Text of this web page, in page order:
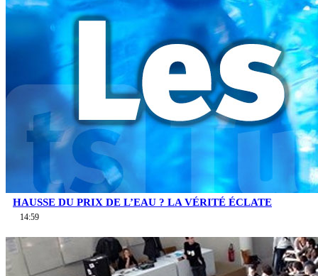
HAUSSE DU PRIX DE L’EAU ? LA VÉRITÉ ÉCLATE
14:59